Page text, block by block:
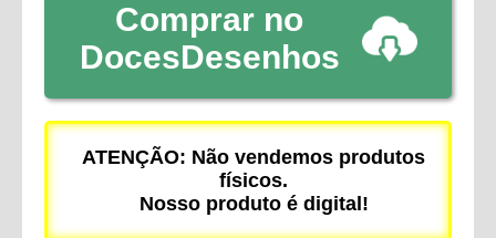
Comprar no
DocesDesenhos
ATENÇÃO: Não vendemos produtos
físicos.
Nosso produto é digital!